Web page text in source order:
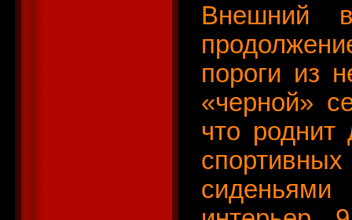
Внешний
пороги из
«черной»
что роднит
сиденьями